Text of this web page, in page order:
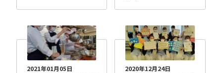
2021年01月05日 2020年12月24日